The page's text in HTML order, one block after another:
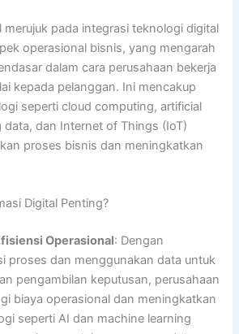
merujuk pada integrasi teknologi digital
operasional bisnis, yang mengarah
dalam cara perusahaan bekerja
kepada pelanggan. Ini mencakup
seperti cloud computing, artificial
data, dan Internet of Things (IoT)
proses bisnis dan meningkatkan
Digital Penting?
Operasional: Dengan
proses dan menggunakan data untuk
pengambilan keputusan, perusahaan
biaya operasional dan meningkatkan
seperti AI dan machine learning